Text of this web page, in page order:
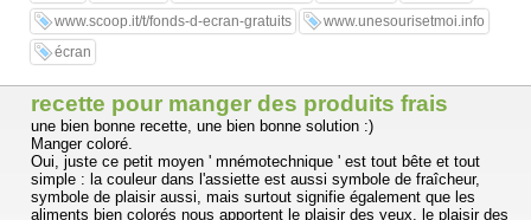
www.scoop.it/t/fonds-d-ecran-gratuits
www.unesourisetmoi.info
écran
recette pour manger des produits frais
une bien bonne recette, une bien bonne solution :)
Manger coloré.
Oui, juste ce petit moyen ' mnémotechnique ' est tout bête et tout
simple : la couleur dans l'assiette est aussi symbole de fraîcheur,
symbole de plaisir aussi, mais surtout signifie également que les
aliments bien colorés nous apportent le plaisir des yeux, le plaisir des